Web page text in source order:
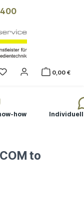
0,00 €
how
to